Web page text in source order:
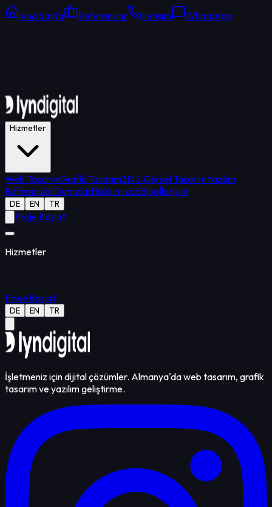
Ana Sayfa Referanslar İletişim WhatsApp
Hizmetler
Web TasarımGrafik Tasarım3D & Görsel TasarımYazılım
ReferanslarDemolarHakkımızdaBlogİletişim
DE EN TR
Proje Başlat
Hizmetler
Proje Başlat
DE EN TR
İşletmeniz için dijital çözümler. Almanya'da web tasarım, grafik
tasarım ve yazılım geliştirme.